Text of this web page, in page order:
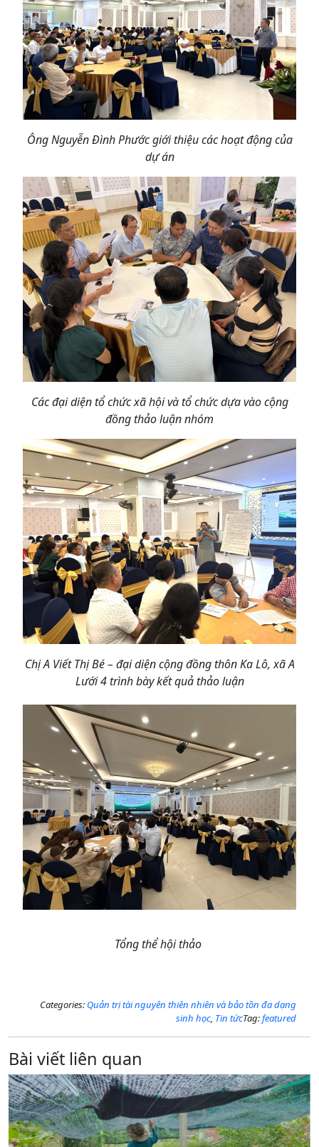
Ông Nguyễn Đình Phước giới thiệu các hoạt động của
dự án
Các đại diện tổ chức xã hội và tổ chức dựa vào cộng
đồng thảo luận nhóm
Chị A Viết Thị Bé – đại diện cộng đồng thôn Ka Lô, xã A
Lưới 4 trình bày kết quả thảo luận
Tổng thể hội thảo
Categories: Quản trị tài nguyên thiên nhiên và bảo tồn đa dạng
sinh học, Tin tứcTag:featured
Bài viết liên quan